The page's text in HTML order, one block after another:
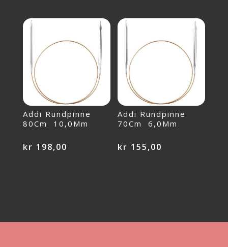
Addi Rundpinne
80Cm 10,0Mm
kr 198,00
Addi Rundpinne
70Cm 6,0Mm
kr 155,00